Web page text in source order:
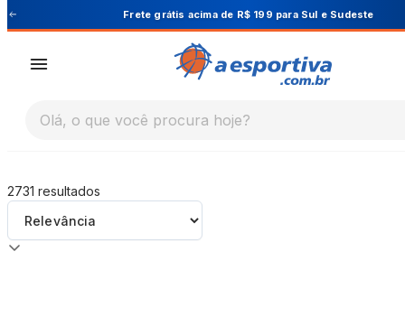
A Esportiva Cupom PRIMEIRA10 para 10%
Olá, o que você procura hoje?
2731 resultados